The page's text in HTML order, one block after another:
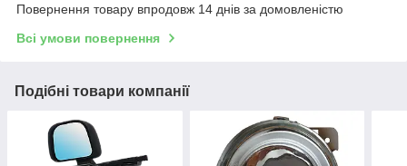
Повернення товару впродовж 14 днів за домовленістю
Всі умови повернення
Подібні товари компанії